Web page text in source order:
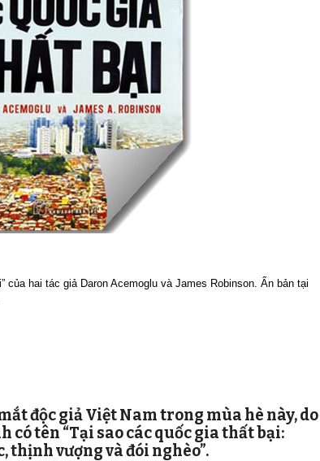
của hai tác giả Daron Acemoglu và James Robinson. Ấn bản tại
độc giả Việt Nam trong mùa hè này, do
có tên “Tại sao các quốc gia thất bại:
thịnh vượng và đói nghèo”.